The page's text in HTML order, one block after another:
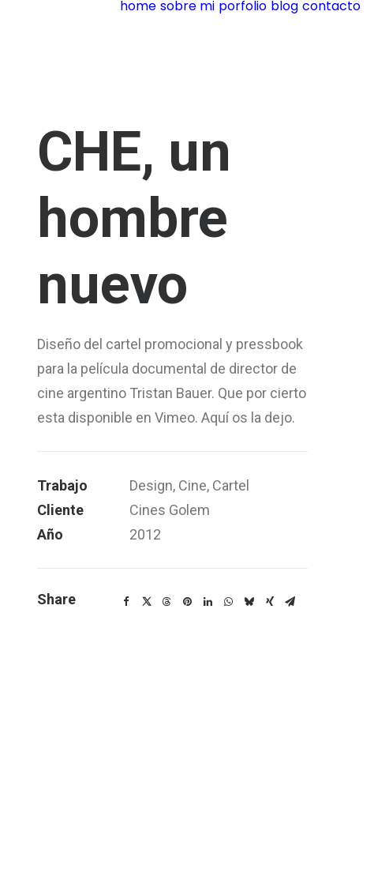
home sobre mi porfolio blog contacto
CHE, un
hombre
nuevo
Diseño del cartel promocional y pressbook
para la película documental de director de
cine argentino Tristan Bauer. Que por cierto
esta disponible en Vimeo. Aquí os la dejo.
Trabajo
Design, Cine, Cartel
Cliente
Cines Golem
Año
2012
Share